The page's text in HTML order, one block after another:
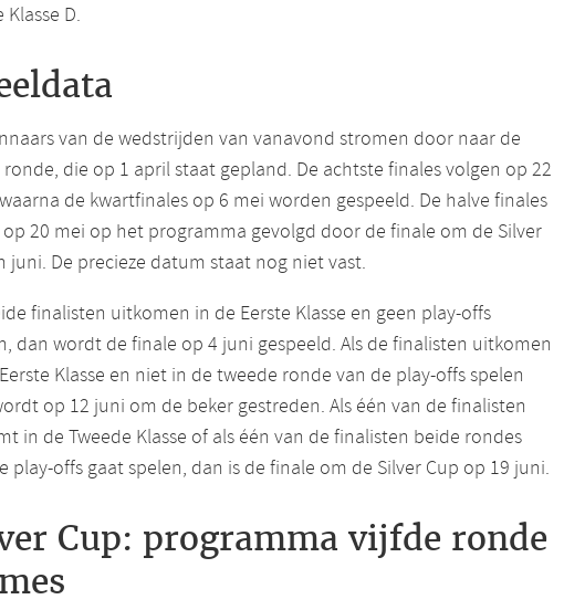
Klasse D.
van de wedstrijden van vanavond stromen door naar de
ronde, die op 1 april staat gepland. De achtste finales volgen op 22
de kwartfinales op 6 mei worden gespeeld. De halve finales
20 mei op het programma gevolgd door de finale om de Silver
juni. De precieze datum staat nog niet vast.
finalisten uitkomen in de Eerste Klasse en geen play-offs
dan wordt de finale op 4 juni gespeeld. Als de finalisten uitkomen
Klasse en niet in de tweede ronde van de play-offs spelen
op 12 juni om de beker gestreden. Als één van de finalisten
in de Tweede Klasse of als één van de finalisten beide rondes
play-offs gaat spelen, dan is de finale om de Silver Cup op 19 juni.
Cup: programma vijfde ronde